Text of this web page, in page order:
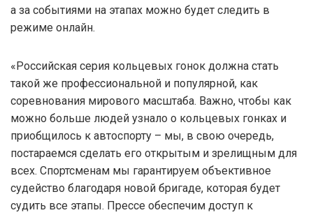
а за событиями на этапах можно будет следить в
режиме онлайн.
«Российская серия кольцевых гонок должна стать
такой же профессиональной и популярной, как
соревнования мирового масштаба. Важно, чтобы как
можно больше людей узнало о кольцевых гонках и
приобщилось к автоспорту – мы, в свою очередь,
постараемся сделать его открытым и зрелищным для
всех. Спортсменам мы гарантируем объективное
судейство благодаря новой бригаде, которая будет
судить все этапы. Прессе обеспечим доступ к